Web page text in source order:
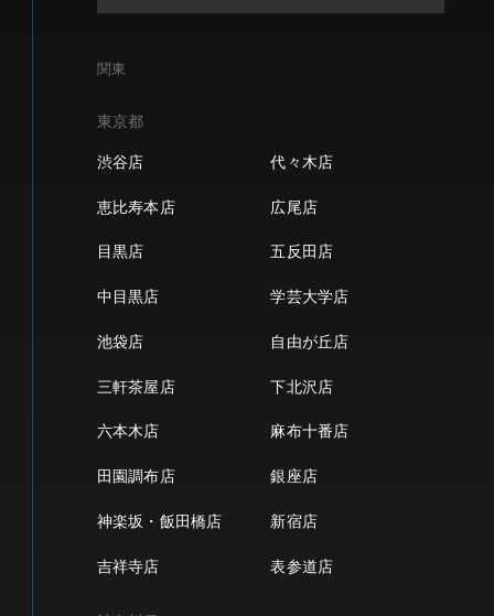
関東
東京都
渋谷店 代々木店
恵比寿本店 広尾店
目黒店 五反田店
中目黒店 学芸大学店
池袋店 自由が丘店
三軒茶屋店 下北沢店
六本木店 麻布十番店
田園調布店 銀座店
神楽坂・飯田橋店 新宿店
吉祥寺店 表参道店